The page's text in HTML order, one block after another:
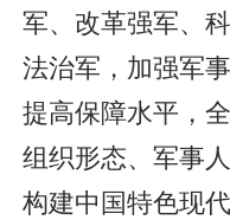
军、改革强军、
法治军，加强军
提高保障水平，
组织形态、军事
构建中国特色现